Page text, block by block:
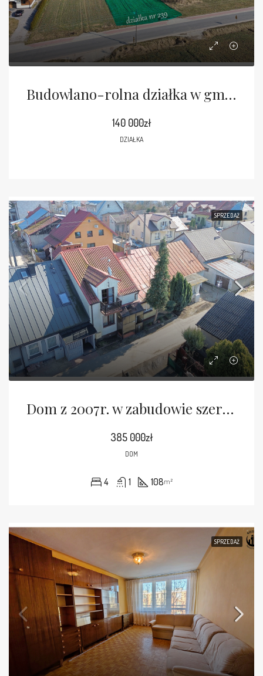
Budowlano-rolna działka w gm. Kurów
140 000zł
DZIAŁKA
SPRZEDAŻ
Dom z 2007r. w zabudowie szeregowej
385 000zł
DOM
4 1 108m²
SPRZEDAŻ